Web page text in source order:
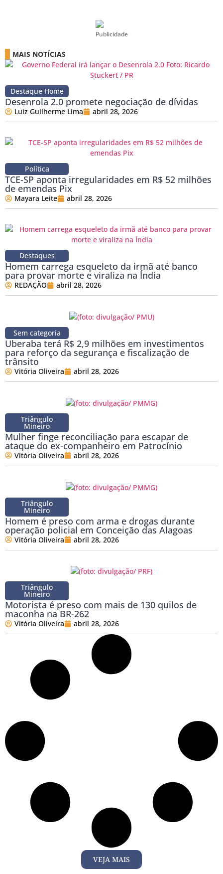
Publicidade
MAIS NOTÍCIAS
Destaque Home
Desenrola 2.0 promete negociação de dívidas
Luiz Guilherme Lima abril 28, 2026
Política
TCE-SP aponta irregularidades em R$ 52 milhões
de emendas Pix
Mayara Leite abril 28, 2026
Destaques
Homem carrega esqueleto da irmã até banco
para provar morte e viraliza na Índia
REDAÇÃO abril 28, 2026
Sem categoria
Uberaba terá R$ 2,9 milhões em investimentos
para reforço da segurança e fiscalização de
trânsito
Vitória Oliveira abril 28, 2026
Triângulo
Mineiro
Mulher finge reconciliação para escapar de
ataque do ex-companheiro em Patrocínio
Vitória Oliveira abril 28, 2026
Triângulo
Mineiro
Homem é preso com arma e drogas durante
operação policial em Conceição das Alagoas
Vitória Oliveira abril 28, 2026
Triângulo
Mineiro
Motorista é preso com mais de 130 quilos de
maconha na BR-262
Vitória Oliveira abril 28, 2026
VEJA MAIS